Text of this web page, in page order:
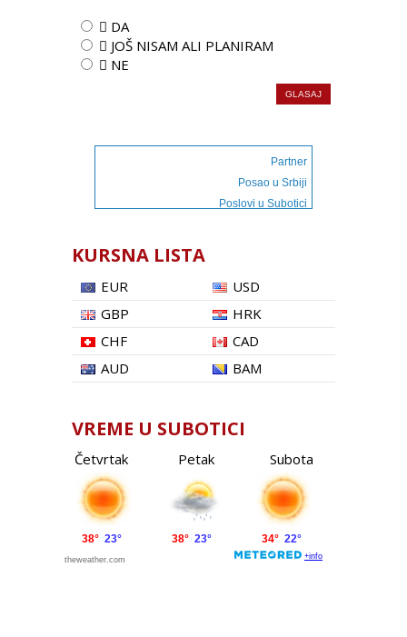
 DA
 JOŠ NISAM ALI PLANIRAM
 NE
Partner
Posao u Srbiji
Poslovi u Subotici
KURSNA LISTA
EUR
USD
GBP
HRK
CHF
CAD
AUD
BAM
VREME U SUBOTICI
Četvrtak Petak Subota